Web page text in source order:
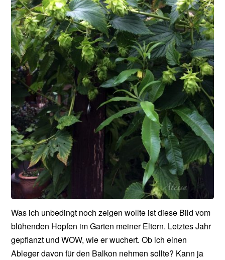
Was ich unbedingt noch zeigen wollte ist diese Bild vom
blühenden Hopfen im Garten meiner Eltern. Letztes Jahr
gepflanzt und WOW, wie er wuchert. Ob ich einen
Ableger davon für den Balkon nehmen sollte? Kann ja